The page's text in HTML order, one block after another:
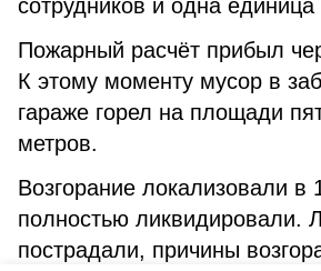
сотрудников и одна
Пожарный расчёт прибыл
К этому моменту мусор в
гараже горел на площади
метров.
Возгорание локализовали в
полностью ликвидировали.
пострадали, причины